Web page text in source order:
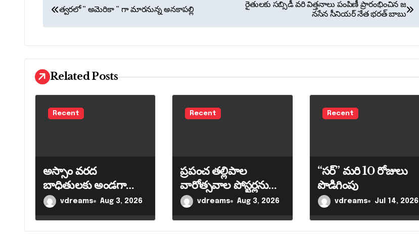
o
s
t
n
a
v
g
a
t
i
త్వరలో ” అమెరికా ” గా మారనున్న అనకాపల్లి
రైతులకు సబ్సిడీ వరి విత్తనాలు పంపిణీ ప్రారంభించిన జ
నసేన సీనియర్ నేత భరత్ బాబు
Related Posts
Recent
అస్సాం వరద
బాధితులకు అండగా
నిలుద్దాం – జిల్లా కలెక్టర్
vdreams Aug 3, 2026
Recent
ప్రపంచ తల్లిపాల
వారోత్సవాల పోస్టర్లను
ఆవిష్కరించిన జిల్లా
vdreams Aug 3, 2026
Recent
“సర్” మరి 10 రోజులు
పొడిగింపు
vdreams Jul 14, 2026